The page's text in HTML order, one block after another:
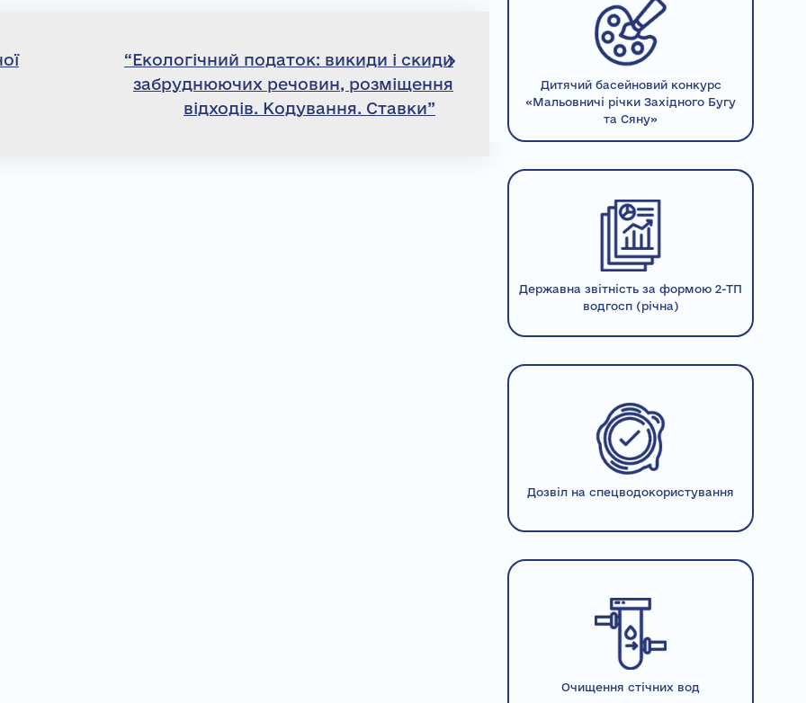
“Екологічний податок: викиди і скиди
забруднюючих речовин, розміщення
відходів. Кодування. Ставки”
Дитячий басейновий конкурс
«Мальовничі річки Західного Бугу
та Сяну»
Державна звітність за формою 2-ТП
водгосп (річна)
Дозвіл на спецводокористування
Очищення стічних вод